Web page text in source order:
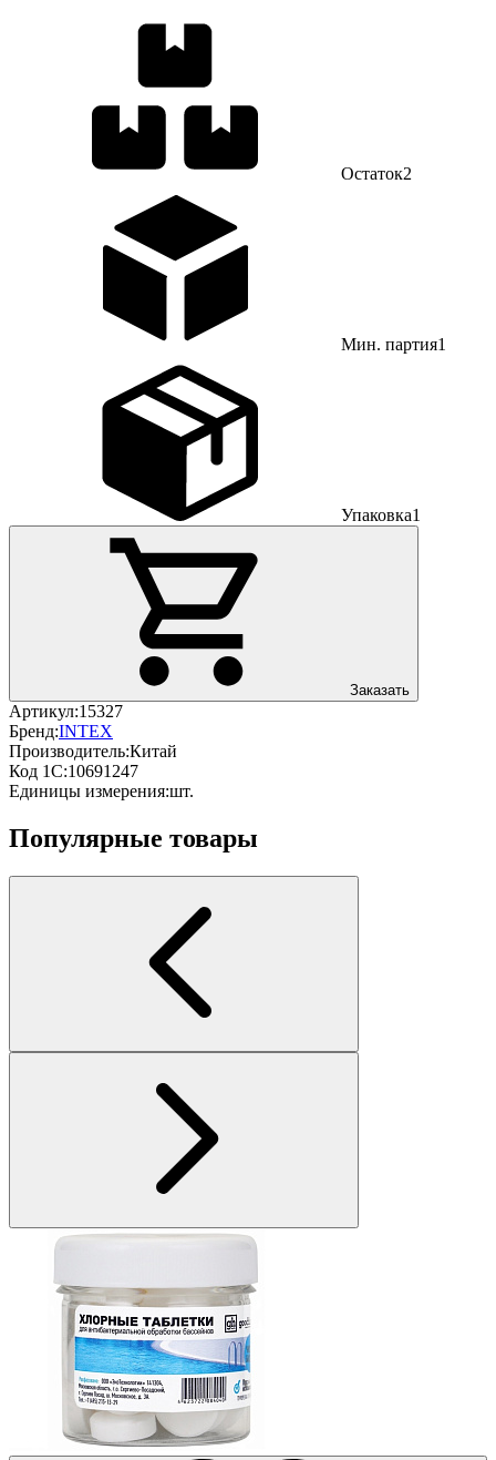
Остаток2
Мин. партия1
Упаковка1
Заказать
Артикул:15327
Бренд:INTEX
Производитель:Китай
Код 1С:10691247
Единицы измерения:шт.
Популярные товары